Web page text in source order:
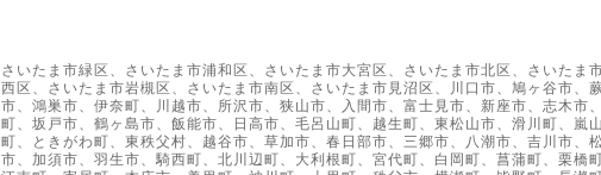
さいたま市緑区、さいたま市浦和区、さいたま市大宮区、さいたま市北区、さいたま
西区、さいたま市岩槻区、さいたま市南区、さいたま市見沼区、川口市、鳩ヶ谷市、
市、鴻巣市、伊奈町、川越市、所沢市、狭山市、入間市、富士見市、新座市、志木市
町、坂戸市、鶴ヶ島市、飯能市、日高市、毛呂山町、越生町、東松山市、滑川町、嵐
町、ときがわ町、東秩父村、越谷市、草加市、春日部市、三郷市、八潮市、吉川市、
市、加須市、羽生市、騎西町、北川辺町、大利根町、宮代町、白岡町、菖蒲町、栗橋